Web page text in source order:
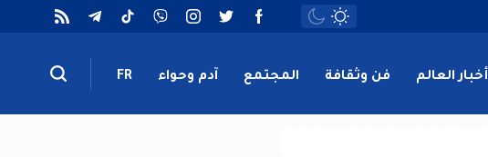
أخبار العالم فن وثقافة المجتمع آدم وحواء FR